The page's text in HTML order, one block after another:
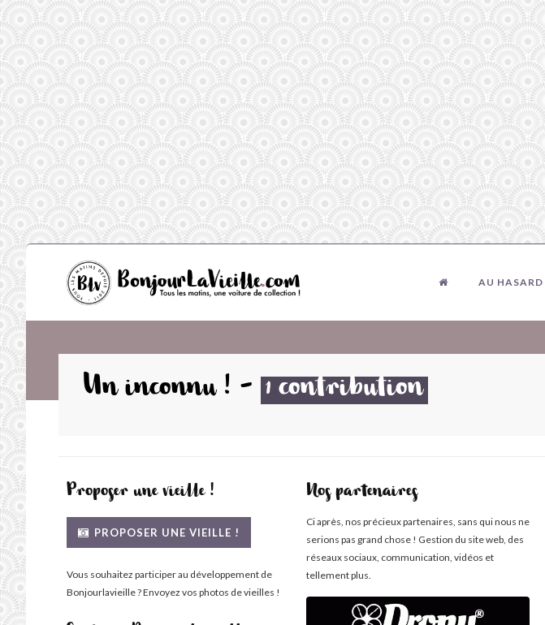
AU HASARD
Un inconnu ! - 1 contribution
Proposer une vieille !
PROPOSER UNE VIEILLE !
Vous souhaitez participer au développement de
Bonjourlavieille ? Envoyez vos photos de vieilles !
Nos partenaires
Ci après, nos précieux partenaires, sans qui nous ne
serions pas grand chose ! Gestion du site web, des
réseaux sociaux, communication, vidéos et
tellement plus.